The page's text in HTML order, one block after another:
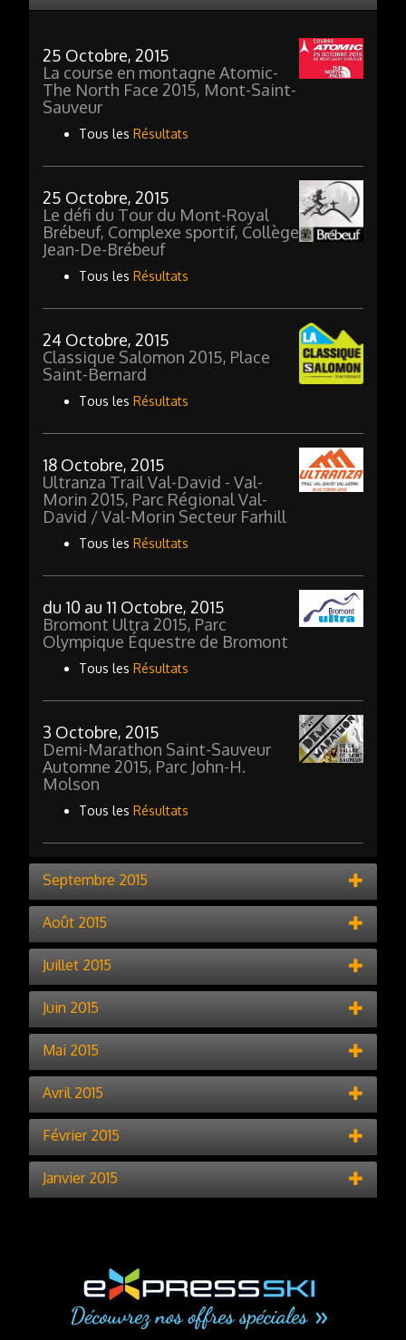
25 Octobre, 2015
La course en montagne Atomic-
The North Face 2015, Mont-Saint-
Sauveur
Tous les Résultats
25 Octobre, 2015
Le défi du Tour du Mont-Royal
Brébeuf, Complexe sportif, Collège
Jean-De-Brébeuf
Tous les Résultats
24 Octobre, 2015
Classique Salomon 2015, Place
Saint-Bernard
Tous les Résultats
18 Octobre, 2015
Ultranza Trail Val-David - Val-
Morin 2015, Parc Régional Val-
David / Val-Morin Secteur Farhill
Tous les Résultats
du 10 au 11 Octobre, 2015
Bromont Ultra 2015, Parc
Olympique Équestre de Bromont
Tous les Résultats
3 Octobre, 2015
Demi-Marathon Saint-Sauveur
Automne 2015, Parc John-H.
Molson
Tous les Résultats
Septembre 2015
Août 2015
Juillet 2015
Juin 2015
Mai 2015
Avril 2015
Février 2015
Janvier 2015